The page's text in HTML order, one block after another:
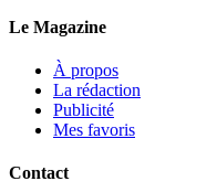
Le Magazine
À propos
La rédaction
Publicité
Mes favoris
Contact